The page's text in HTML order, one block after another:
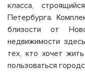
класса,
Петербурга.
близости от
недвижимости
тех, кто хочет
пользоваться